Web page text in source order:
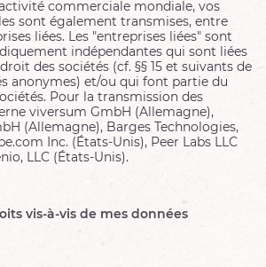
commerciale mondiale, vos
sont également transmises, entre
liées. Les "entreprises liées" sont
indépendantes qui sont liées
des sociétés (cf. §§ 15 et suivants de
anonymes) et/ou qui font partie du
. Pour la transmission des
viversum GmbH (Allemagne),
(Allemagne), Barges Technologies,
Inc. (États-Unis), Peer Labs LLC
, LLC (États-Unis).
vis-à-vis de mes données